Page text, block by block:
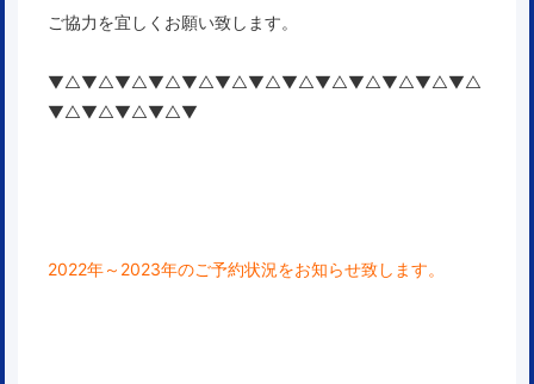
ご協力を宜しくお願い致します。
▼△▼△▼△▼△▼△▼△▼△▼△▼△▼△▼△▼△▼△
▼△▼△▼△▼△▼
2022年～2023年のご予約状況をお知らせ致します。